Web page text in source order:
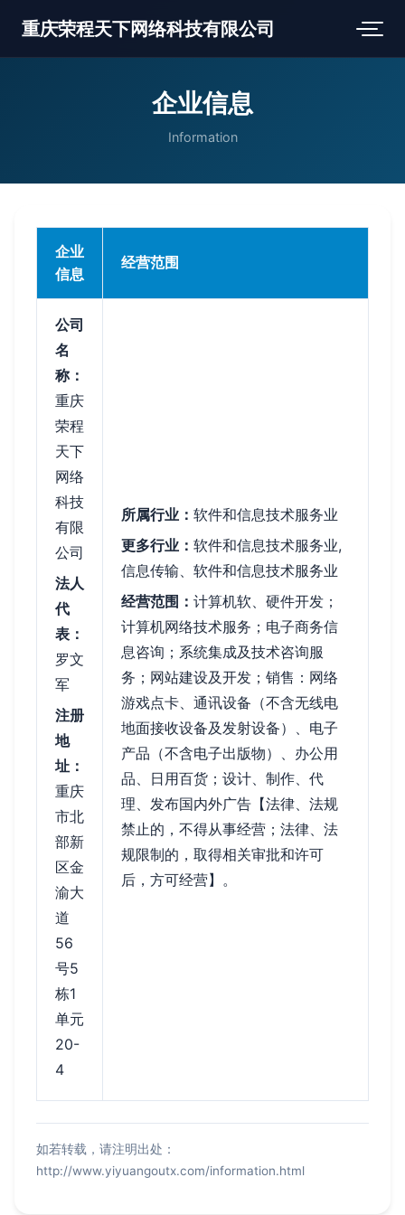
重庆荣程天下网络科技有限公司
企业信息
Information
企业
信息
经营范围
公司
名
称：
重庆
荣程
天下
网络
科技
有限
公司
法人
代
表：
罗文
军
注册
地
址：
重庆
市北
部新
区金
渝大
道
56
号5
栋1
单元
20-
4
所属行业： 软件和信息技术服务业
更多行业： 软件和信息技术服务业,
信息传输、软件和信息技术服务业
经营范围： 计算机软、硬件开发；
计算机网络技术服务；电子商务信
息咨询；系统集成及技术咨询服
务；网站建设及开发；销售：网络
游戏点卡、通讯设备（不含无线电
地面接收设备及发射设备）、电子
产品（不含电子出版物）、办公用
品、日用百货；设计、制作、代
理、发布国内外广告【法律、法规
禁止的，不得从事经营；法律、法
规限制的，取得相关审批和许可
后，方可经营】。
如若转载，请注明出处：
http://www.yiyuangoutx.com/information.html